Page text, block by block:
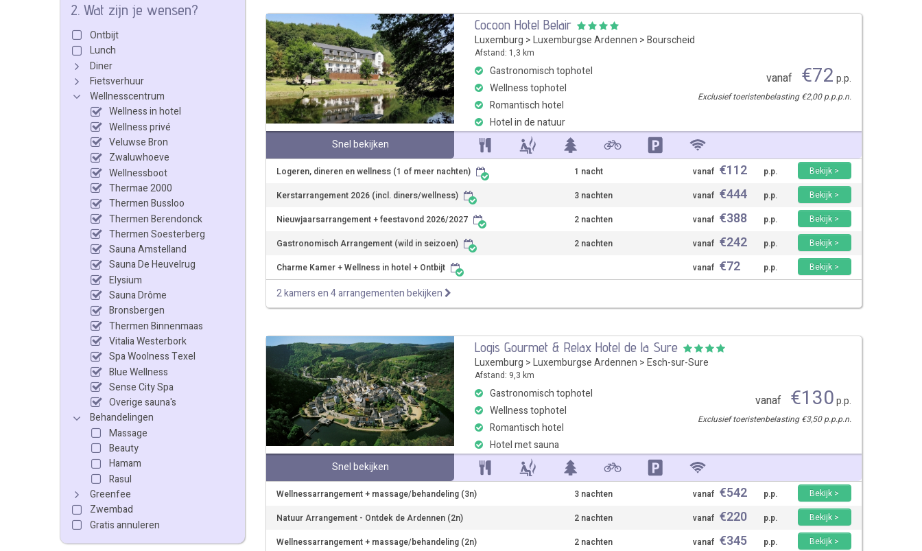
2. Wat zijn je wensen?
Ontbijt
Lunch
Diner
Fietsverhuur
Wellnesscentrum
Wellness in hotel
Wellness privé
Veluwse Bron
Zwaluwhoeve
Wellnessboot
Thermae 2000
Thermen Bussloo
Thermen Berendonck
Thermen Soesterberg
Sauna Amstelland
Sauna De Heuvelrug
Elysium
Sauna Drôme
Bronsbergen
Thermen Binnenmaas
Vitalia Westerbork
Spa Woolness Texel
Blue Wellness
Sense City Spa
Overige sauna's
Behandelingen
Massage
Beauty
Hamam
Rasul
Greenfee
Zwembad
Gratis annuleren
Cocoon Hotel Belair
Luxemburg > Luxemburgse Ardennen > Bourscheid
Afstand: 1,3 km
Gastronomisch tophotel
Wellness tophotel
Romantisch hotel
Hotel in de natuur
vanaf €72 p.p.
Exclusief toeristenbelasting €2,00 p.p.p.n.
Snel bekijken
Logeren, dineren en wellness (1 of meer nachten) 1 nacht vanaf €112 p.p.
Bekijk >
Kerstarrangement 2026 (incl. diners/wellness)
3 nachten vanaf €444 p.p.
Bekijk >
Nieuwjaarsarrangement + feestavond 2026/2027
2 nachten vanaf €388 p.p.
Bekijk >
Gastronomisch Arrangement (wild in seizoen)
2 nachten vanaf €242 p.p.
Bekijk >
Charme Kamer + Wellness in hotel + Ontbijt
vanaf €72 p.p. Bekijk >
2 kamers en 4 arrangementen bekijken
Logis Gourmet & Relax Hotel de la Sure
Luxemburg > Luxemburgse Ardennen > Esch-sur-Sure
Afstand: 9,3 km
Gastronomisch tophotel
Wellness tophotel
Romantisch hotel
Hotel met sauna
vanaf €130p.p.
Exclusief toeristenbelasting €3,50 p.p.p.n.
Snel bekijken
Wellnessarrangement + massage/behandeling (3n) 3 nachten vanaf €542 p.p.
Bekijk >
Natuur Arrangement - Ontdek de Ardennen (2n)
2 nachten vanaf €220 p.p.
Bekijk >
Wellnessarrangement + massage/behandeling (2n)
2 nachten vanaf €345 p.p.
Bekijk >